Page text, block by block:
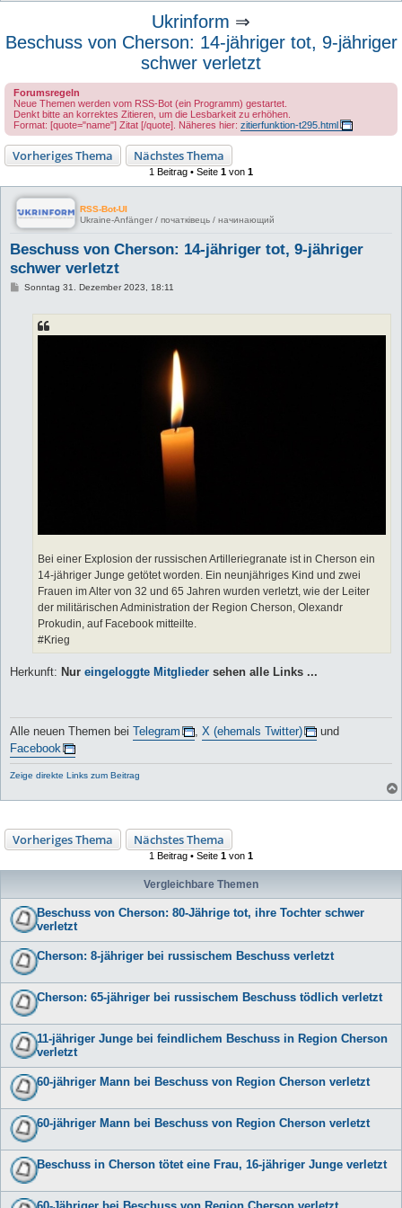
Ukrinform ⇒
Beschuss von Cherson: 14-jähriger tot, 9-jähriger
schwer verletzt
Forumsregeln
Neue Themen werden vom RSS-Bot (ein Programm) gestartet.
Denkt bitte an korrektes Zitieren, um die Lesbarkeit zu erhöhen.
Format: [quote="name"] Zitat [/quote]. Näheres hier: zitierfunktion-t295.html
Vorheriges Thema Nächstes Thema
1 Beitrag • Seite 1 von 1
RSS-Bot-UI
Ukraine-Anfänger / початківець / начинающий
Beschuss von Cherson: 14-jähriger tot, 9-jähriger
schwer verletzt
BSonntag 31. Dezember 2023, 18:11
Bei einer Explosion der russischen Artilleriegranate ist in Cherson ein
14-jähriger Junge getötet worden. Ein neunjähriges Kind und zwei
Frauen im Alter von 32 und 65 Jahren wurden verletzt, wie der Leiter
der militärischen Administration der Region Cherson, Olexandr
Prokudin, auf Facebook mitteilte.
#Krieg
Herkunft: Nur eingeloggte Mitglieder sehen alle Links ...
Alle neuen Themen bei Telegram , X (ehemals Twitter)
und
Facebook
Zeige direkte Links zum Beitrag
Vorheriges Thema Nächstes Thema
1 Beitrag • Seite 1 von 1
Vergleichbare Themen
Beschuss von Cherson: 80-Jährige tot, ihre Tochter schwer
verletzt
Cherson: 8-jähriger bei russischem Beschuss verletzt
Cherson: 65-jähriger bei russischem Beschuss tödlich verletzt
11-jähriger Junge bei feindlichem Beschuss in Region Cherson
verletzt
60-jähriger Mann bei Beschuss von Region Cherson verletzt
60-jähriger Mann bei Beschuss von Region Cherson verletzt
Beschuss in Cherson tötet eine Frau, 16-jähriger Junge verletzt